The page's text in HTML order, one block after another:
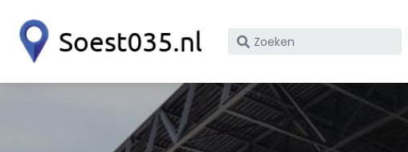
Zoek
bedrijfsnaam
of
KvK
nummer